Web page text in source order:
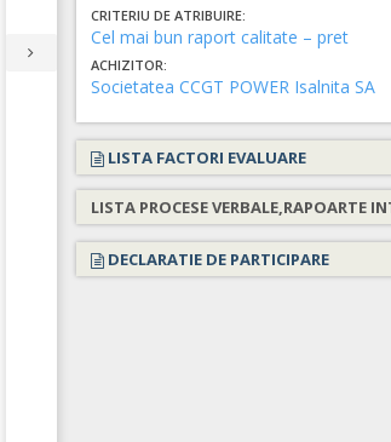
CRITERIU DE ATRIBUIRE:
Cel mai bun raport calitate – pret
ACHIZITOR:
Societatea CCGT POWER Isalnita SA
LISTA FACTORI EVALUARE
LISTA PROCESE VERBALE,RAPOARTE
DECLARATIE DE PARTICIPARE